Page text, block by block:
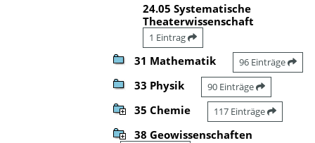
24.05 Systematische
Theaterwissenschaft
1 Eintrag
31 Mathematik 96 Einträge
33 Physik 90 Einträge
35 Chemie 117 Einträge
38 Geowissenschaften